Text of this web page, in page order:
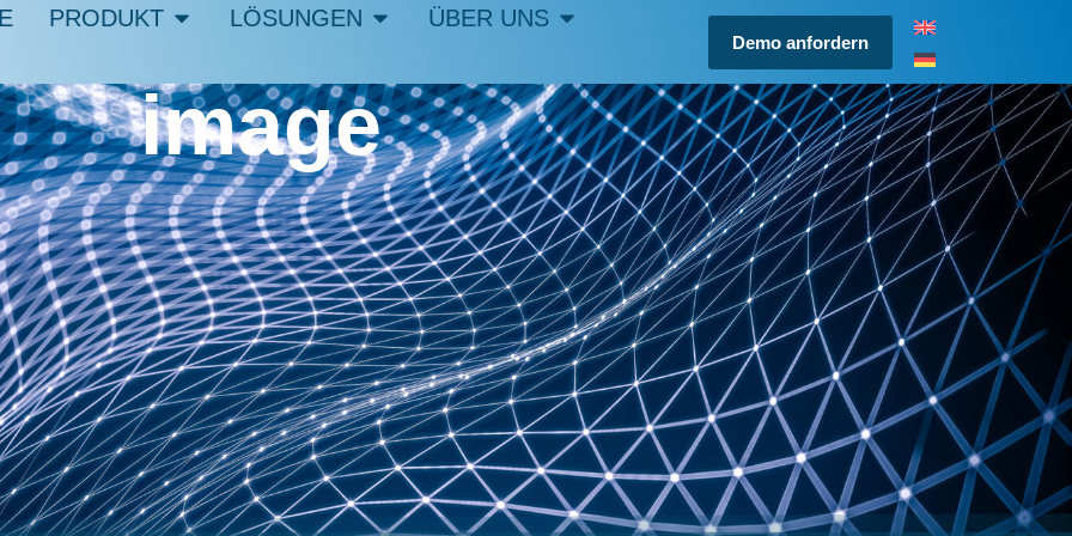
PRODUKT LÖSUNGEN ÜBER UNS
Demo anfordern
image